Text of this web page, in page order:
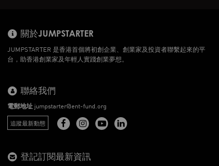
關於JUMPSTARTER
JUMPSTARTER 是香港首個將初創企業、創業家及投資者聯繫起來的平
台，助香港創業家及年輕人實踐創業夢想。
聯絡我們
電郵地址 jumpstarter@ent-fund.org
追蹤最新動態
登記訂閱最新資訊